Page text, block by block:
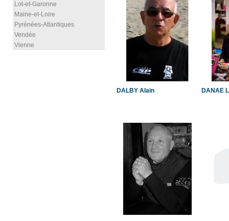
Lot-et-Garonne
Maine-et-Loire
Pyrénées-Atlantiques
Vendée
Vienne
DALBY Alain DANAE